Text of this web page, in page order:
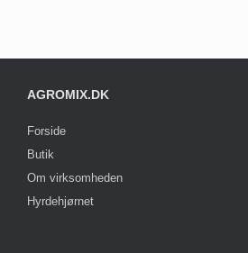
AGROMIX.DK
Forside
Butik
Om virksomheden
Hyrdehjørnet